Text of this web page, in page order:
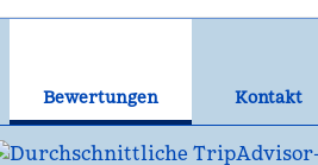
Bewertungen Kontakt